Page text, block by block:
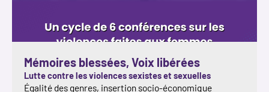
Mémoires blessées, Voix libérées
Lutte contre les violences sexistes et sexuelles
Égalité des genres, insertion socio-économique